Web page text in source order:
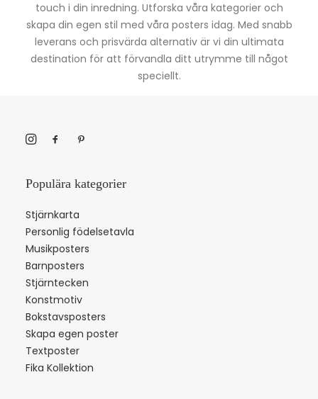
touch i din inredning. Utforska våra kategorier och
skapa din egen stil med våra posters idag. Med snabb
leverans och prisvärda alternativ är vi din ultimata
destination för att förvandla ditt utrymme till något
speciellt.
Populära kategorier
Stjärnkarta
Personlig födelsetavla
Musikposters
Barnposters
Stjärntecken
Konstmotiv
Bokstavsposters
Skapa egen poster
Textposter
Fika Kollektion